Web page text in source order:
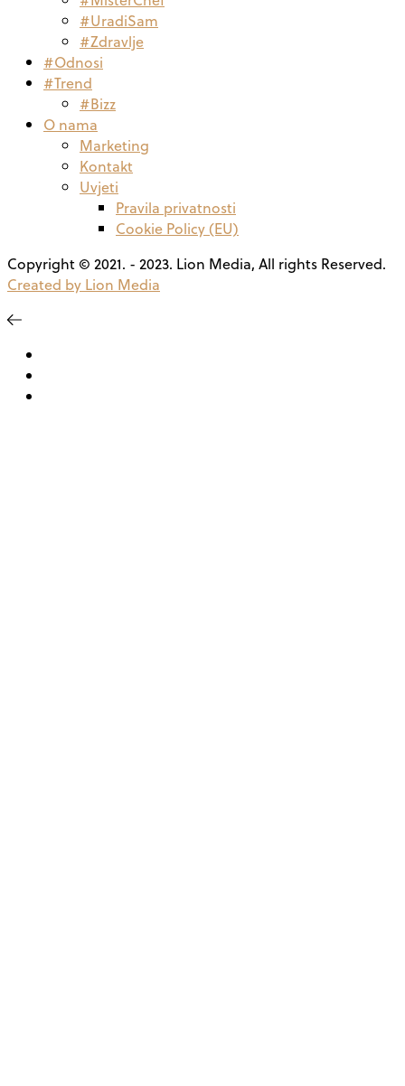
#UradiSam
#Zdravlje
#Odnosi
#Trend
#Bizz
O nama
Marketing
Kontakt
Uvjeti
Pravila privatnosti
Cookie Policy (EU)
Copyright © 2021. - 2023. Lion Media, All rights Reserved.
Created by Lion Media